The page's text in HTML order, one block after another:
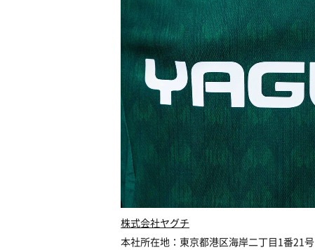
株式会社ヤグチ
本社所在地：東京都港区海岸二丁目1番21号